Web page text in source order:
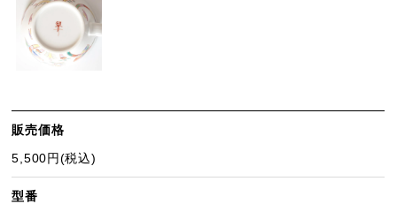
販売価格
5,500円(税込)
型番